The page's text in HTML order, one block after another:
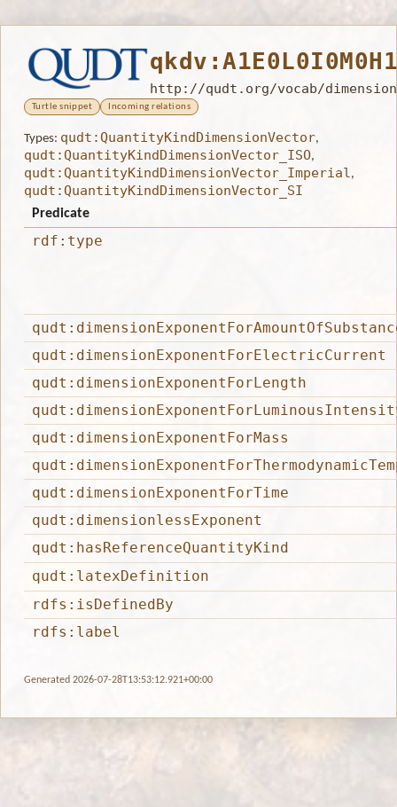
http://qudt.org/vocab/
Turtle snippet Incoming relations
Types: qudt:QuantityKindDimensionVector,
qudt:QuantityKindDimensionVector_ISO,
qudt:QuantityKindDimensionVector_Imperial,
qudt:QuantityKindDimensionVector_SI
Predicate
rdf:type
qudt:dimensionExponentForElectricCurrent
qudt:dimensionExponentForLength
qudt:dimensionExponentForMass
qudt:dimensionExponentForTime
qudt:dimensionlessExponent
qudt:hasReferenceQuantityKind
qudt:latexDefinition
rdfs:isDefinedBy
rdfs:label
Generated 2026-07-28T13:53:12.921+00:00